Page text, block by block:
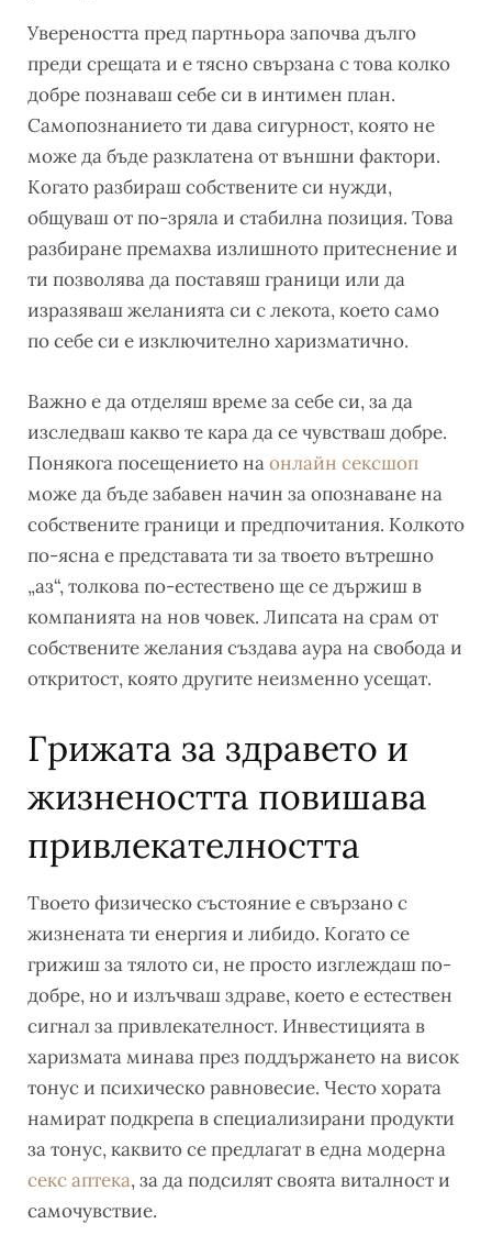
Увереността пред партньора започва дълго
преди срещата и е тясно свързана с това колко
добре познаваш себе си в интимен план.
Самопознанието ти дава сигурност, която не
може да бъде разклатена от външни фактори.
Когато разбираш собствените си нужди,
общуваш от по-зряла и стабилна позиция. Това
разбиране премахва излишното притеснение и
ти позволява да поставяш граници или да
изразяваш желанията си с лекота, което само
по себе си е изключително харизматично.
Важно е да отделяш време за себе си, за да
изследваш какво те кара да се чувстваш добре.
Понякога посещението наонлайн сексшоп
може да бъде забавен начин за опознаване на
собствените граници и предпочитания. Колкото
по-ясна е представата ти за твоето вътрешно
„аз“, толкова по-естествено ще се държиш в
компанията на нов човек. Липсата на срам от
собствените желания създава аура на свобода и
откритост, която другите неизменно усещат.
Грижата за здравето и
жизнеността повишава
привлекателността
Твоето физическо състояние е свързано с
жизнената ти енергия и либидо. Когато се
грижиш за тялото си, не просто изглеждаш по-
добре, но и излъчваш здраве, което е естествен
сигнал за привлекателност. Инвестицията в
харизмата минава през поддържането на висок
тонус и психическо равновесие. Често хората
намират подкрепа в специализирани продукти
за тонус, каквито се предлагат в една модерна
секс аптека, за да подсилят своята виталност и
самочувствие.